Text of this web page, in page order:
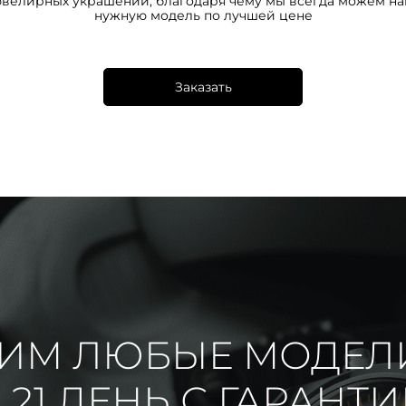
нужную модель по лучшей цене
Заказать
ЛЮБЫЕ